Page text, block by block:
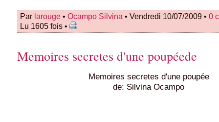
Par larouge • Ocampo Silvina • Vendredi 10/07/2009 • 0
Lu 1605 fois •
Memoires secretes d'une poupéede
Memoires secretes d'une poupée
de: Silvina Ocampo